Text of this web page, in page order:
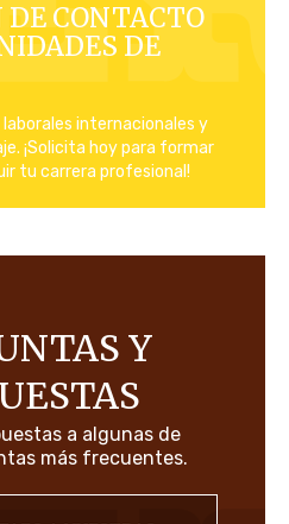
CONTACTO
DE
internacionales y
¡Solicita hoy para formar
tu carrera profesional!
Y
a algunas de
más frecuentes.